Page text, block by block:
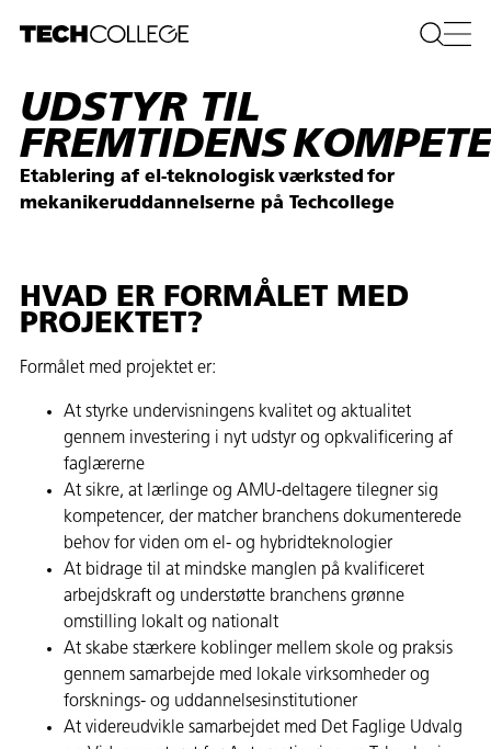
UDSTYR TIL
FREMTIDENS
Etablering af el-teknologisk værksted for
mekanikeruddannelserne på Techcollege
HVAD ER FORMÅLET MED
PROJEKTET?
Formålet med projektet er:
At styrke undervisningens kvalitet og aktualitet
gennem investering i nyt udstyr og opkvalificering af
faglærerne
At sikre, at lærlinge og AMU-deltagere tilegner sig
kompetencer, der matcher branchens dokumenterede
behov for viden om el- og hybridteknologier
At bidrage til at mindske manglen på kvalificeret
arbejdskraft og understøtte branchens grønne
omstilling lokalt og nationalt
At skabe stærkere koblinger mellem skole og praksis
gennem samarbejde med lokale virksomheder og
forsknings- og uddannelsesinstitutioner
At videreudvikle samarbejdet med Det Faglige Udvalg